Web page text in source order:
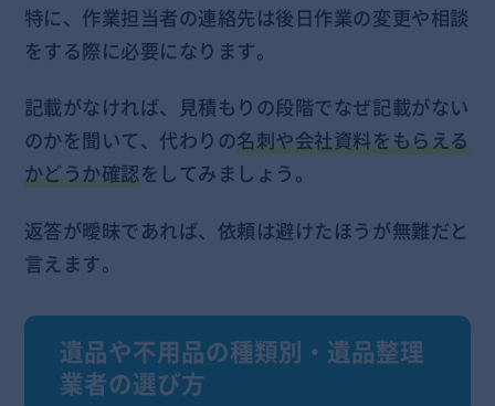
特に、作業担当者の連絡先は後日作業の変更や相談
をする際に必要になります。
記載がなければ、見積もりの段階でなぜ記載がない
のかを聞いて、代わりの名刺や会社資料をもらえる
かどうか確認をしてみましょう。
返答が曖昧であれば、依頼は避けたほうが無難だと
言えます。
遺品や不用品の種類別・遺品整理
業者の選び方